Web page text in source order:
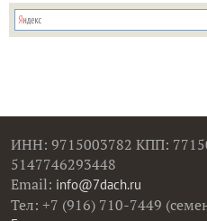
ИНН: 9715003782 КПП:
5147746293448
Email: info@7dach.ru
Тел: +7 (916) 710-7449